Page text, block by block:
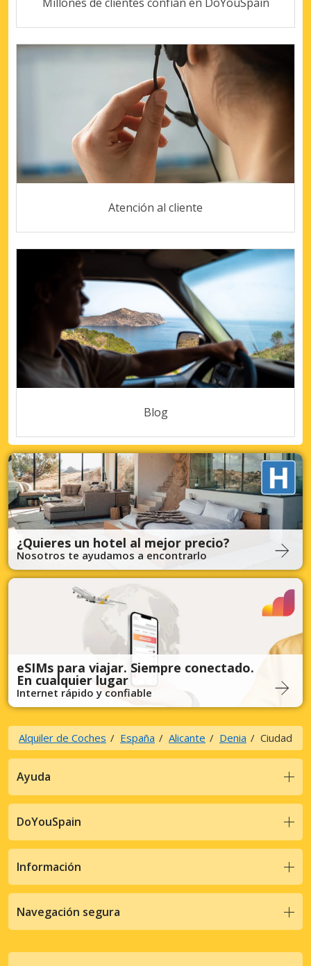
Atención al cliente
Blog
¿Quieres un hotel al mejor precio?
Nosotros te ayudamos a encontrarlo
eSIMs para viajar. Siempre conectado.
En cualquier lugar
Internet rápido y confiable
Alquiler de Coches España Alicante Denia Ciudad
Ayuda
DoYouSpain
Información
Navegación segura